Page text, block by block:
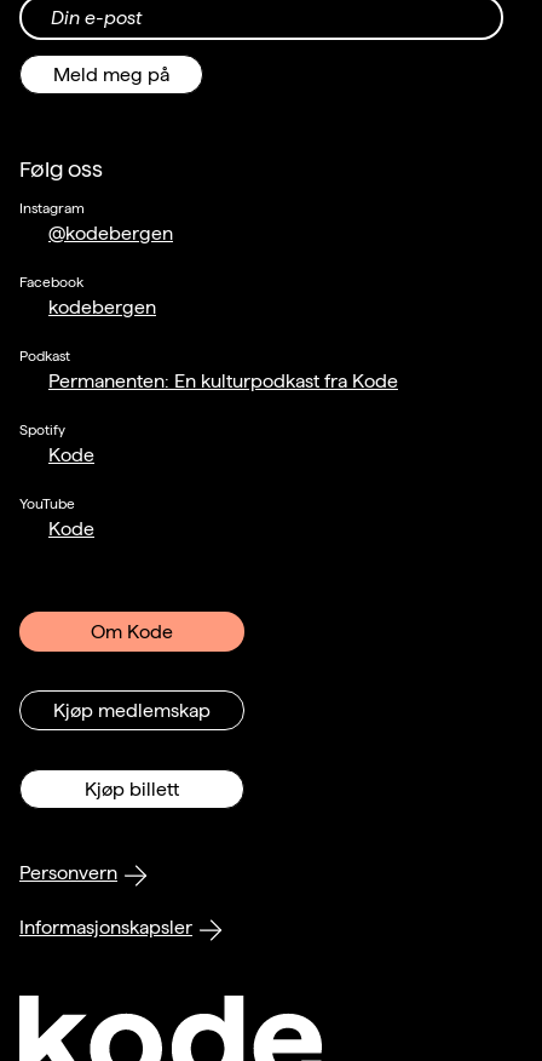
Din e-post
Meld meg på
Følg oss
Instagram
@kodebergen
Facebook
kodebergen
Podkast
Permanenten: En kulturpodkast fra Kode
Spotify
Kode
YouTube
Kode
Om Kode
Kjøp medlemskap
Kjøp billett
Personvern
Informasjonskapsler